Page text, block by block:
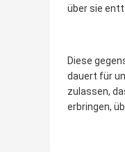
über sie
Diese
dauert für
zulassen,
erbringen,